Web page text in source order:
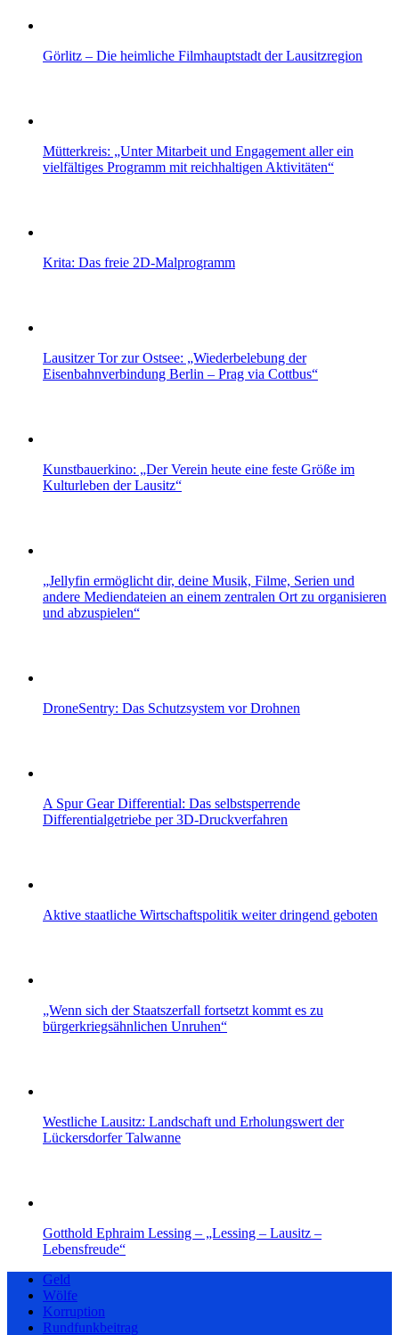
Görlitz – Die heimliche Filmhauptstadt der Lausitzregion
Mütterkreis: „Unter Mitarbeit und Engagement aller ein
vielfältiges Programm mit reichhaltigen Aktivitäten“
Krita: Das freie 2D-Malprogramm
Lausitzer Tor zur Ostsee: „Wiederbelebung der
Eisenbahnverbindung Berlin – Prag via Cottbus“
Kunstbauerkino: „Der Verein heute eine feste Größe im
Kulturleben der Lausitz“
„Jellyfin ermöglicht dir, deine Musik, Filme, Serien und
andere Mediendateien an einem zentralen Ort zu organisieren
und abzuspielen“
DroneSentry: Das Schutzsystem vor Drohnen
A Spur Gear Differential: Das selbstsperrende
Differentialgetriebe per 3D-Druckverfahren
Aktive staatliche Wirtschaftspolitik weiter dringend geboten
„Wenn sich der Staatszerfall fortsetzt kommt es zu
bürgerkriegsähnlichen Unruhen“
Westliche Lausitz: Landschaft und Erholungswert der
Lückersdorfer Talwanne
Gotthold Ephraim Lessing – „Lessing – Lausitz –
Lebensfreude“
Geld
Wölfe
Korruption
Rundfunkbeitrag